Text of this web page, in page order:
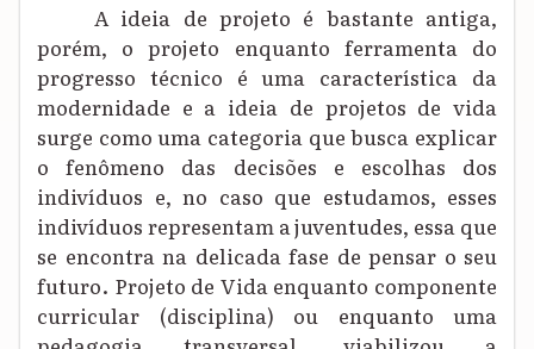
A ideia de projeto é bastante antiga,
porém, o projeto enquanto ferramenta do
progresso técnico é uma característica da
modernidade e a ideia de projetos de vida
surge como uma categoria que busca explicar
o fenômeno das decisões e escolhas dos
indivíduos e, no caso que estudamos, esses
indivíduos representam a juventudes, essa que
se encontra na delicada fase de pensar o seu
futuro. Projeto de Vida enquanto componente
curricular (disciplina) ou enquanto uma